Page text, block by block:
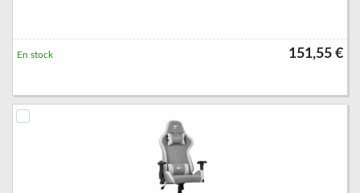
151,55 €
En stock